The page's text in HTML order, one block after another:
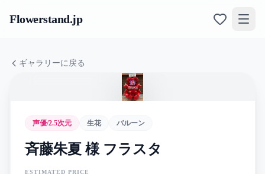
Flowerstand.jp
ギャラリーに戻る
声優/2.5次元 生花 バルーン
斉藤朱夏 様 フラスタ
ESTIMATED PRICE